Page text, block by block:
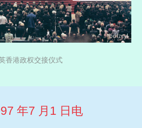
香港政权交接仪式
年7 月1 日电